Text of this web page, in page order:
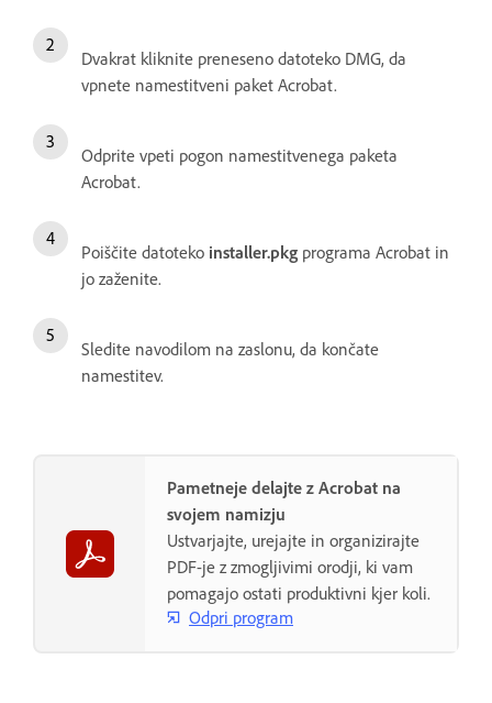
Dvakrat kliknite preneseno datoteko DMG, da
vpnete namestitveni paket Acrobat.
Odprite vpeti pogon namestitvenega paketa
Acrobat.
Poiščite datoteko installer.pkg programa Acrobat in
jo zaženite.
Sledite navodilom na zaslonu, da končate
namestitev.
Pametneje delajte z Acrobat na
svojem namizju
Ustvarjajte, urejajte in organizirajte
PDF-je z zmogljivimi orodji, ki vam
pomagajo ostati produktivni kjer koli.
Odpri program